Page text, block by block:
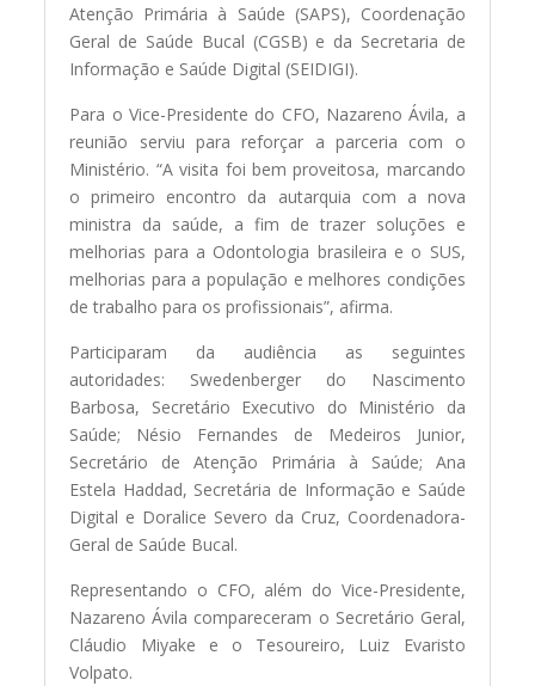
Atenção Primária à Saúde (SAPS), Coordenação
Geral de Saúde Bucal (CGSB) e da Secretaria de
Informação e Saúde Digital (SEIDIGI).
Para o Vice-Presidente do CFO, Nazareno Ávila, a
reunião serviu para reforçar a parceria com o
Ministério. “A visita foi bem proveitosa, marcando
o primeiro encontro da autarquia com a nova
ministra da saúde, a fim de trazer soluções e
melhorias para a Odontologia brasileira e o SUS,
melhorias para a população e melhores condições
de trabalho para os profissionais”, afirma.
Participaram da audiência as seguintes
autoridades: Swedenberger do Nascimento
Barbosa, Secretário Executivo do Ministério da
Saúde; Nésio Fernandes de Medeiros Junior,
Secretário de Atenção Primária à Saúde; Ana
Estela Haddad, Secretária de Informação e Saúde
Digital e Doralice Severo da Cruz, Coordenadora-
Geral de Saúde Bucal.
Representando o CFO, além do Vice-Presidente,
Nazareno Ávila compareceram o Secretário Geral,
Cláudio Miyake e o Tesoureiro, Luiz Evaristo
Volpato.